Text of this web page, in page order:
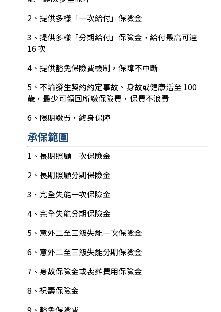
2、提供多樣「一次給付」保險金
3、提供多樣「分期給付」保險金，給付最高可達
16 次
4、提供豁免保險費機制，保障不中斷
5、不論發生契約約定事故、身故或健康活至 100
歲，最少可領回所繳保險費，保費不浪費
6、限期繳費，終身保障
承保範圍
1、長期照顧一次保險金
2、長期照顧分期保險金
3、完全失能一次保險金
4、完全失能分期保險金
5、意外二至三級失能一次保險金
6、意外二至三級失能分期保險金
7、身故保險金或喪葬費用保險金
8、祝壽保險金
9、豁免保險費